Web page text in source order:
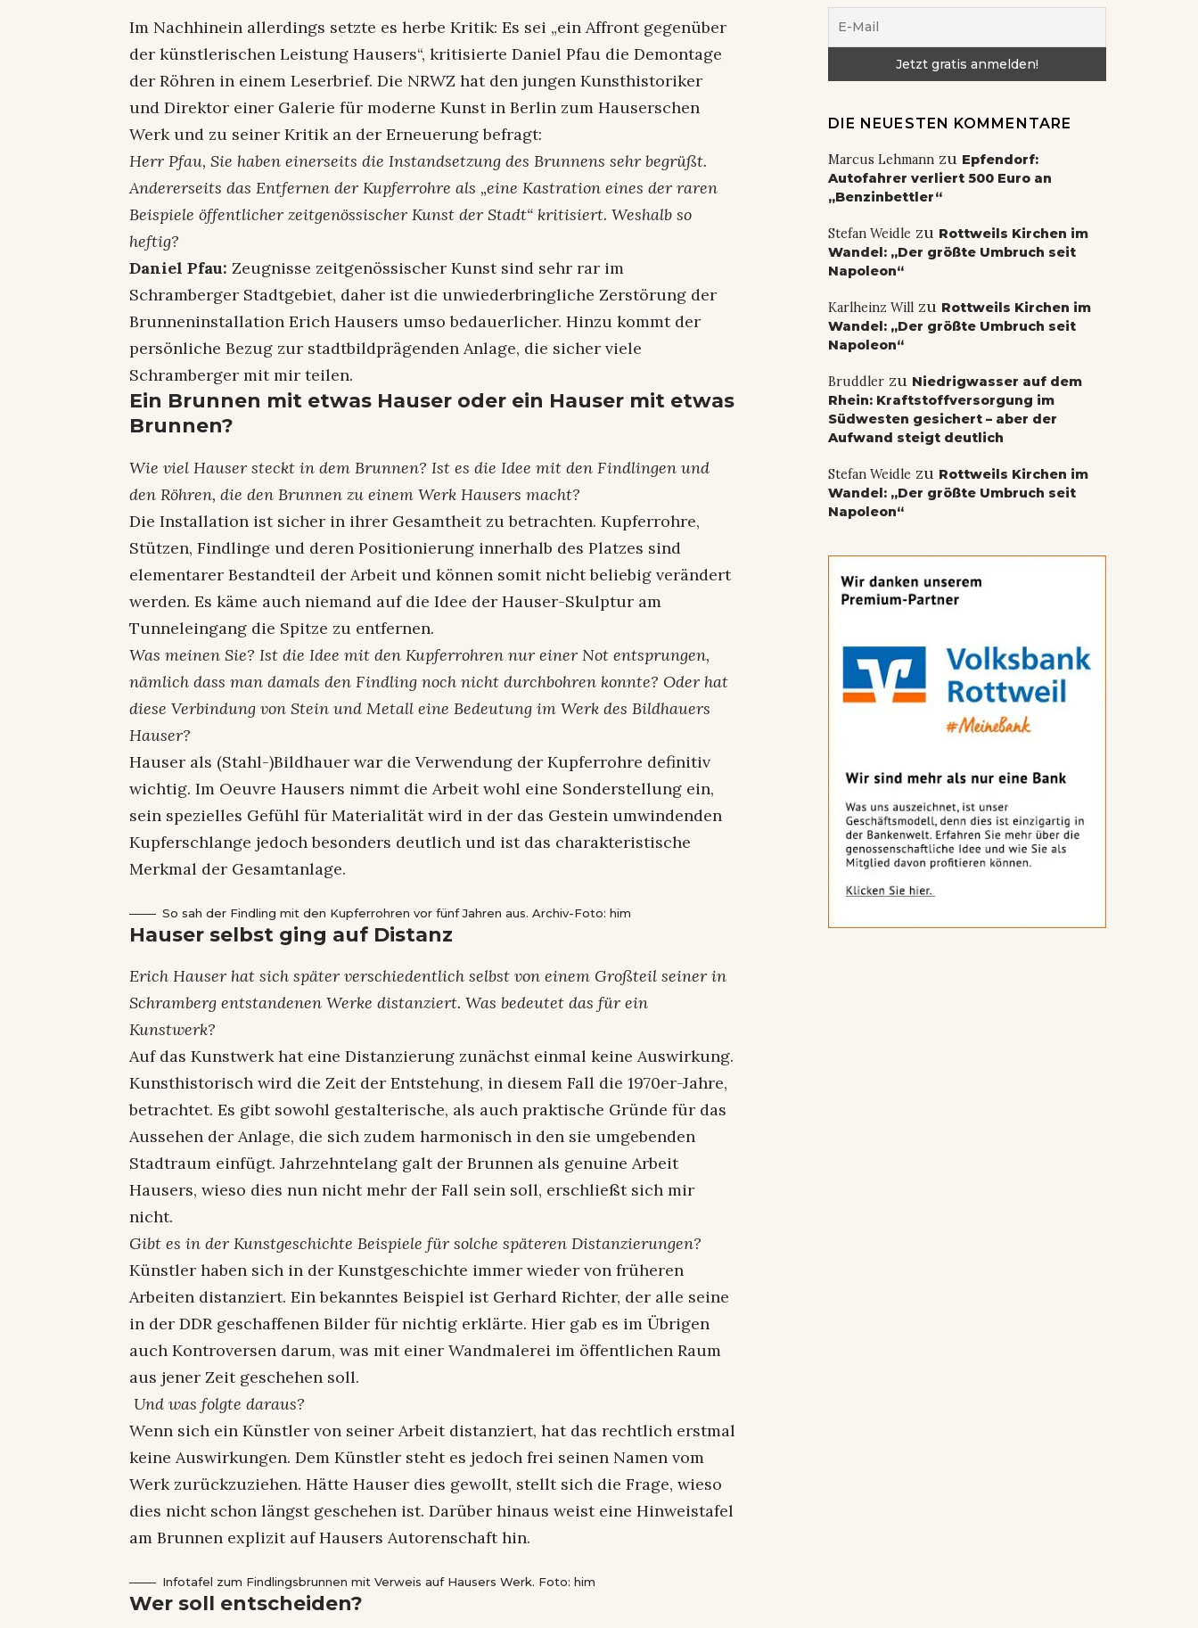
Im Nachhinein allerdings setzte es herbe Kritik: Es sei „ein Affront gegenüber
der künstlerischen Leistung Hausers“, kritisierte Daniel Pfau die Demontage
der Röhren in einem Leserbrief. Die NRWZ hat den jungen Kunsthistoriker
und Direktor einer Galerie für moderne Kunst in Berlin zum Hauserschen
Werk und zu seiner Kritik an der Erneuerung befragt:
Herr Pfau, Sie haben einerseits die Instandsetzung des Brunnens sehr begrüßt.
Andererseits das Entfernen der Kupferrohre als „eine Kastration eines der raren
Beispiele öffentlicher zeitgenössischer Kunst der Stadt“ kritisiert. Weshalb so
heftig?
Daniel Pfau: Zeugnisse zeitgenössischer Kunst sind sehr rar im
Schramberger Stadtgebiet, daher ist die unwiederbringliche Zerstörung der
Brunneninstallation Erich Hausers umso bedauerlicher. Hinzu kommt der
persönliche Bezug zur stadtbildprägenden Anlage, die sicher viele
Schramberger mit mir teilen.
Ein Brunnen mit etwas Hauser oder ein Hauser mit etwas
Brunnen?
Wie viel Hauser steckt in dem Brunnen? Ist es die Idee mit den Findlingen und
den Röhren, die den Brunnen zu einem Werk Hausers macht?
Die Installation ist sicher in ihrer Gesamtheit zu betrachten. Kupferrohre,
Stützen, Findlinge und deren Positionierung innerhalb des Platzes sind
elementarer Bestandteil der Arbeit und können somit nicht beliebig verändert
werden. Es käme auch niemand auf die Idee der Hauser-Skulptur am
Tunneleingang die Spitze zu entfernen.
Was meinen Sie? Ist die Idee mit den Kupferrohren nur einer Not entsprungen,
nämlich dass man damals den Findling noch nicht durchbohren konnte? Oder hat
diese Verbindung von Stein und Metall eine Bedeutung im Werk des Bildhauers
Hauser?
Hauser als (Stahl-)Bildhauer war die Verwendung der Kupferrohre definitiv
wichtig. Im Oeuvre Hausers nimmt die Arbeit wohl eine Sonderstellung ein,
sein spezielles Gefühl für Materialität wird in der das Gestein umwindenden
Kupferschlange jedoch besonders deutlich und ist das charakteristische
Merkmal der Gesamtanlage.
So sah der Findling mit den Kupferrohren vor fünf Jahren aus. Archiv-Foto: him
Hauser selbst ging auf Distanz
Erich Hauser hat sich später verschiedentlich selbst von einem Großteil seiner in
Schramberg entstandenen Werke distanziert. Was bedeutet das für ein
Kunstwerk?
Auf das Kunstwerk hat eine Distanzierung zunächst einmal keine Auswirkung.
Kunsthistorisch wird die Zeit der Entstehung, in diesem Fall die 1970er-Jahre,
betrachtet. Es gibt sowohl gestalterische, als auch praktische Gründe für das
Aussehen der Anlage, die sich zudem harmonisch in den sie umgebenden
Stadtraum einfügt. Jahrzehntelang galt der Brunnen als genuine Arbeit
Hausers, wieso dies nun nicht mehr der Fall sein soll, erschließt sich mir
nicht.
Gibt es in der Kunstgeschichte Beispiele für solche späteren Distanzierungen?
Künstler haben sich in der Kunstgeschichte immer wieder von früheren
Arbeiten distanziert. Ein bekanntes Beispiel ist Gerhard Richter, der alle seine
in der DDR geschaffenen Bilder für nichtig erklärte. Hier gab es im Übrigen
auch Kontroversen darum, was mit einer Wandmalerei im öffentlichen Raum
aus jener Zeit geschehen soll.
Und was folgte daraus?
Wenn sich ein Künstler von seiner Arbeit distanziert, hat das rechtlich erstmal
keine Auswirkungen. Dem Künstler steht es jedoch frei seinen Namen vom
Werk zurückzuziehen. Hätte Hauser dies gewollt, stellt sich die Frage, wieso
dies nicht schon längst geschehen ist. Darüber hinaus weist eine Hinweistafel
am Brunnen explizit auf Hausers Autorenschaft hin.
Infotafel zum Findlingsbrunnen mit Verweis auf Hausers Werk. Foto: him
Wer soll entscheiden?
DIE NEUESTEN KOMMENTARE
Marcus Lehmannzu Epfendorf:
Autofahrer verliert 500 Euro an
„Benzinbettler“
Stefan Weidle zu Rottweils Kirchen im
Wandel: „Der größte Umbruch seit
Napoleon“
Karlheinz Willzu Rottweils Kirchen im
Wandel: „Der größte Umbruch seit
Napoleon“
Bruddlerzu Niedrigwasser auf dem
Rhein: Kraftstoffversorgung im
Südwesten gesichert – aber der
Aufwand steigt deutlich
Stefan Weidle zu Rottweils Kirchen im
Wandel: „Der größte Umbruch seit
Napoleon“